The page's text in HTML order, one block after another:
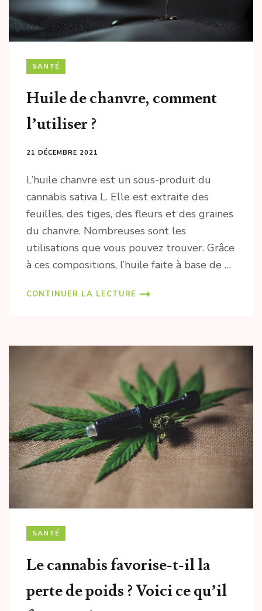
SANTÉ
Huile de chanvre, comment
l’utiliser ?
21 DÉCEMBRE 2021
L’huile chanvre est un sous-produit du
cannabis sativa L. Elle est extraite des
feuilles, des tiges, des fleurs et des graines
du chanvre. Nombreuses sont les
utilisations que vous pouvez trouver. Grâce
à ces compositions, l’huile faite à base de …
CONTINUER LA LECTURE
SANTÉ
Le cannabis favorise-t-il la
perte de poids ? Voici ce qu’il